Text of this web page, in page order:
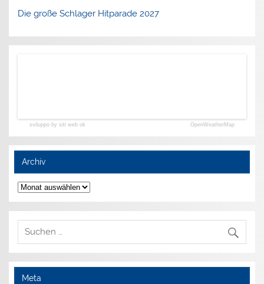
Die große Schlager Hitparade 2027
sviluppo by siti web ok OpenWeatherMap
Archiv
Archiv
Meta